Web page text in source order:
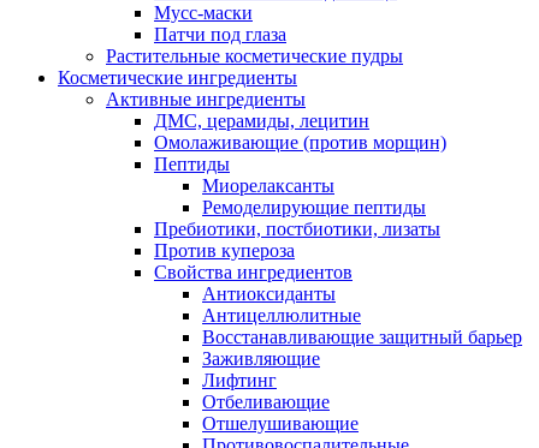
Мусс-маски
Патчи под глаза
Растительные косметические пудры
Косметические ингредиенты
Активные ингредиенты
ДМС, церамиды, лецитин
Омолаживающие (против морщин)
Пептиды
Миорелаксанты
Ремоделирующие пептиды
Пребиотики, постбиотики, лизаты
Против купероза
Свойства ингредиентов
Антиоксиданты
Антицеллюлитные
Восстанавливающие защитный барьер
Заживляющие
Лифтинг
Отбеливающие
Отшелушивающие